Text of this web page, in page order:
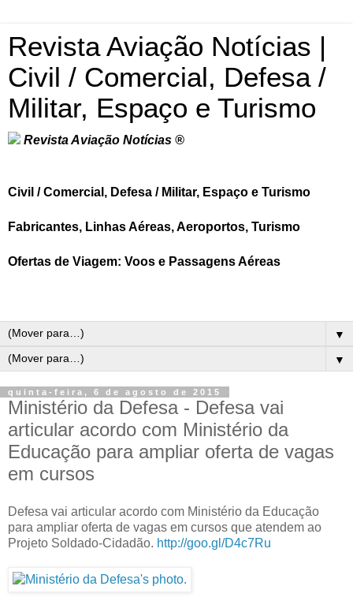
Revista Aviação Notícias |
Civil / Comercial, Defesa /
Militar, Espaço e Turismo
Revista Aviação Notícias ®
Civil / Comercial, Defesa / Militar, Espaço e Turismo
Fabricantes, Linhas Aéreas, Aeroportos, Turismo
Ofertas de Viagem: Voos e Passagens Aéreas
▼
▼
quinta-feira, 6 de agosto de 2015
Ministério da Defesa - Defesa vai
articular acordo com Ministério da
Educação para ampliar oferta de vagas
em cursos
Defesa vai articular acordo com Ministério da Educação
para ampliar oferta de vagas em cursos que atendem ao
Projeto Soldado-Cidadão. http://goo.gl/D4c7Ru